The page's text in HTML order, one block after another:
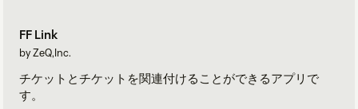
FF Link
by ZeQ,Inc.
チケットとチケットを関連付けることができるアプリで
す。